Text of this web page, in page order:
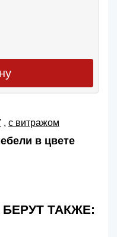
, с витражом
в цвете
ТАКЖЕ: